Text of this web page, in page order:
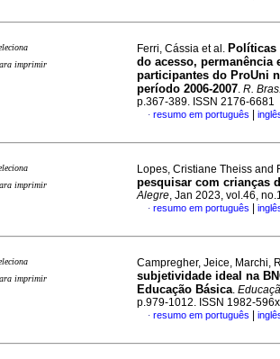
imprimir
Ferri, Cássia et al.
do acesso, permanência
participantes do ProUni
período 2006-2007. R.
p.367-389. ISSN 2176-6681
· resumo em português
imprimir
Lopes, Cristiane Theiss and
pesquisar com crianças
Alegre, Jan 2023, vol.46,
· resumo em português
imprimir
Campregher, Jeice, Marchi,
subjetividade ideal na
Educação Básica.
p.979-1012. ISSN 1982-596x
· resumo em português